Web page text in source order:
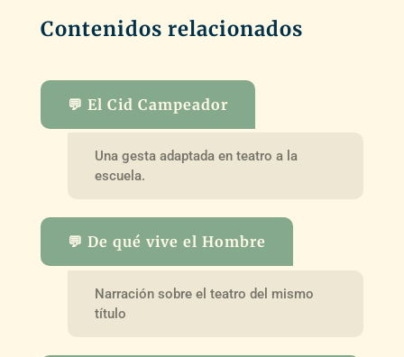
Contenidos relacionados
💬 El Cid Campeador
Una gesta adaptada en teatro a la
escuela.
💬 De qué vive el Hombre
Narración sobre el teatro del mismo
título